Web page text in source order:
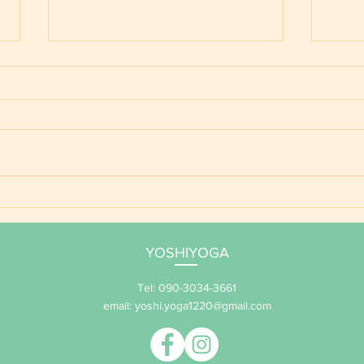
サポート 2026
YOSHIYOGA
Tel: 090-3034-3661
email: yoshi.yoga1220@gmail.com